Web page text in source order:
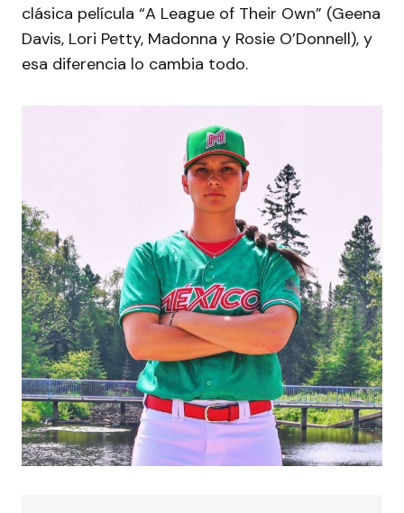
clásica película “A League of Their Own” (Geena
Davis, Lori Petty, Madonna y Rosie O’Donnell), y
esa diferencia lo cambia todo.